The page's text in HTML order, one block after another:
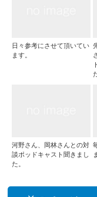
日々参考にさせて頂いてい
ます。
河野さん、岡林さんとの対
談ポッドキャスト聞きまし
た。